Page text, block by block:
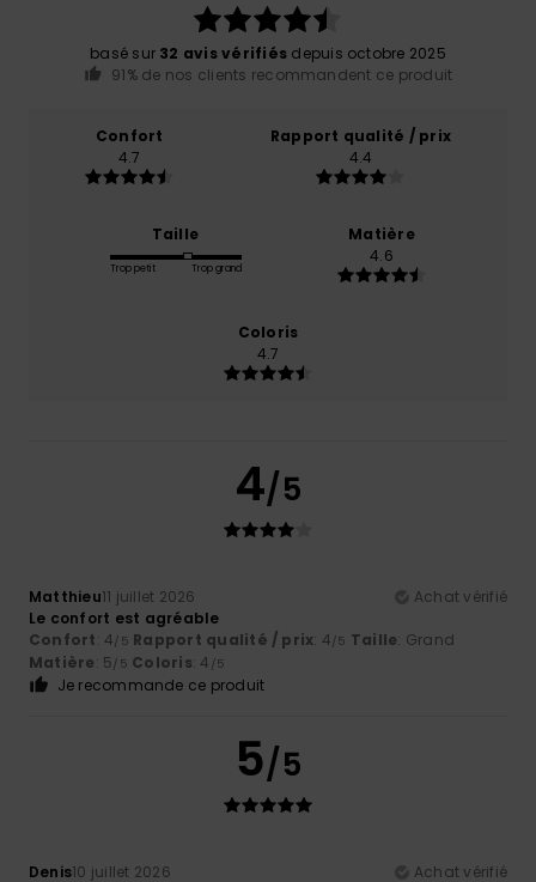
basé sur 32 avis vérifiés depuis octobre 2025
91% de nos clients recommandent ce produit
Confort
4.7
Rapport qualité / prix
4.4
Taille
Trop petit Trop grand
Matière
4.6
Coloris
4.7
4/5
Matthieu11 juillet 2026
Achat vérifié
Le confort est agréable
Confort: 4/5 Rapport qualité / prix: 4/5 Taille: Grand
Matière: 5/5 Coloris: 4 /5
Je recommande ce produit
5/5
Denis10 juillet 2026 Achat vérifié